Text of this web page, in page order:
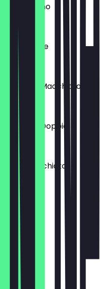
Cappuccino
Milchkaffee
3,90 €
Espresso Macchiato
2,70 €
Espresso Doppio
3,20 €
Latte Macchiato
4,90 €